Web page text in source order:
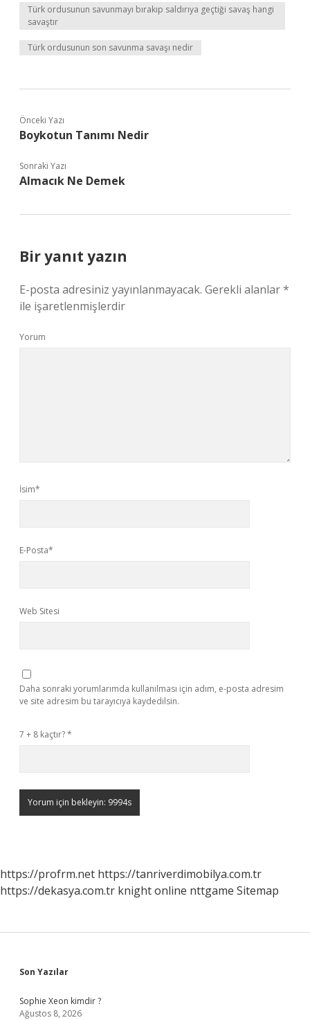
Türk ordusunun savunmayı bırakıp saldırıya geçtiği savaş hangi
savaştır
Türk ordusunun son savunma savaşı nedir
Önceki Yazı
Boykotun Tanımı Nedir
Sonraki Yazı
Almacık Ne Demek
Bir yanıt yazın
E-posta adresiniz yayınlanmayacak. Gerekli alanlar*
ile işaretlenmişlerdir
Yorum
İsim*
E-Posta*
Web Sitesi
Daha sonraki yorumlarımda kullanılması için adım, e-posta adresim
ve site adresim bu tarayıcıya kaydedilsin.
7 + 8 kaçtır?*
https://profrm.net https://tanriverdimobilya.com.tr
https://dekasya.com.tr knight online nttgame Sitemap
Sidebar
Son Yazılar
Sophie Xeon kimdir ?
Ağustos 8, 2026